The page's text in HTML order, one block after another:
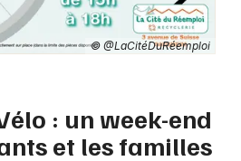
© @LaCitéDuRéemploi
: un week-end
et les familles